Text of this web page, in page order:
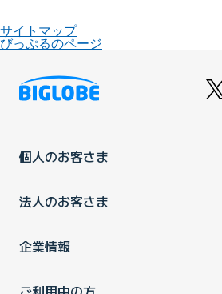
サイトマップ
びっぷるのページ
個人のお客さま
法人のお客さま
企業情報